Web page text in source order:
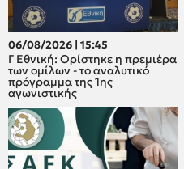
06/08/2026 | 15:45
Γ Εθνική: Ορίστηκε η πρεμιέρα
των ομίλων - το αναλυτικό
πρόγραμμα της 1ης
αγωνιστικής